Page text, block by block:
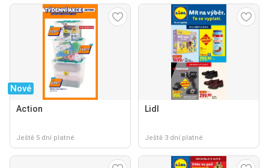
Nové
Action
Ještě 5 dní platné
Lidl
Ještě 3 dní platné